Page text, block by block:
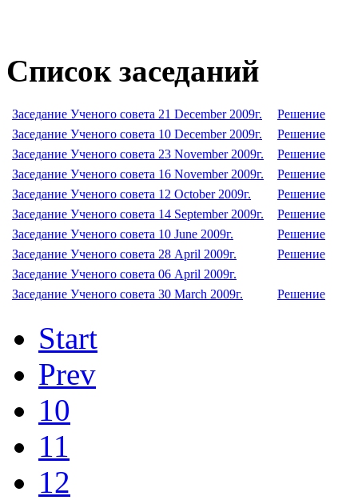
Список заседаний
Заседание Ученого совета 21 December 2009г.
Решение
Заседание Ученого совета 10 December 2009г.
Решение
Заседание Ученого совета 23 November 2009г.
Решение
Заседание Ученого совета 16 November 2009г.
Решение
Заседание Ученого совета 12 October 2009г.
Решение
Заседание Ученого совета 14 September 2009г.
Решение
Заседание Ученого совета 10 June 2009г.
Решение
Заседание Ученого совета 28 April 2009г.
Решение
Заседание Ученого совета 06 April 2009г.
Заседание Ученого совета 30 March 2009г.
Решение
Start
Prev
10
11
12